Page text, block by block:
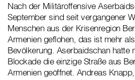
Nach der Militäroffensive
September sind seit vergangener
Menschen aus der Krisenregion
Armenien geflohen, das ist mehr
Bevölkerung. Aserbaidschan hatte
Blockade die einzige Straße aus
Armenien geöffnet. Andreas